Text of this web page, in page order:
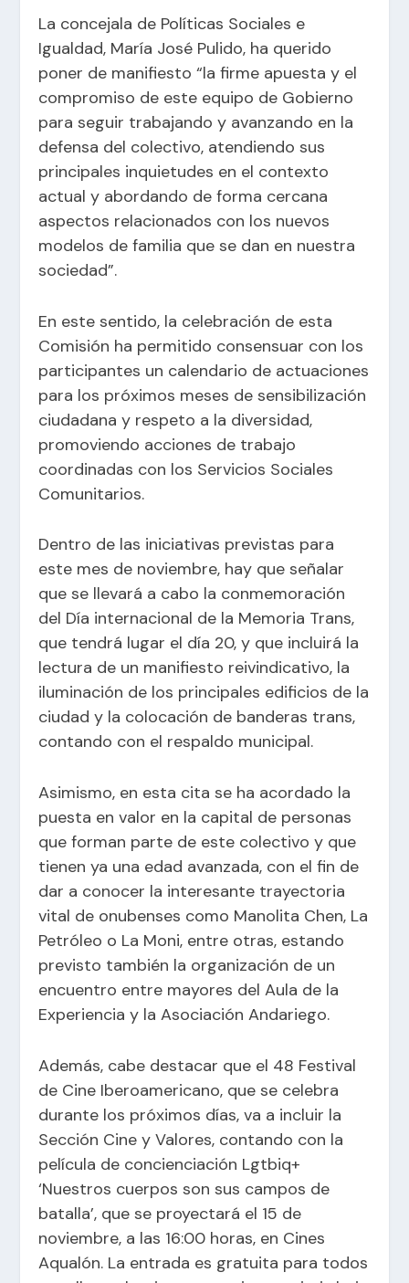
La concejala de Políticas Sociales e
Igualdad, María José Pulido, ha querido
poner de manifiesto “la firme apuesta y el
compromiso de este equipo de Gobierno
para seguir trabajando y avanzando en la
defensa del colectivo, atendiendo sus
principales inquietudes en el contexto
actual y abordando de forma cercana
aspectos relacionados con los nuevos
modelos de familia que se dan en nuestra
sociedad”.
En este sentido, la celebración de esta
Comisión ha permitido consensuar con los
participantes un calendario de actuaciones
para los próximos meses de sensibilización
ciudadana y respeto a la diversidad,
promoviendo acciones de trabajo
coordinadas con los Servicios Sociales
Comunitarios.
Dentro de las iniciativas previstas para
este mes de noviembre, hay que señalar
que se llevará a cabo la conmemoración
del Día internacional de la Memoria Trans,
que tendrá lugar el día 20, y que incluirá la
lectura de un manifiesto reivindicativo, la
iluminación de los principales edificios de la
ciudad y la colocación de banderas trans,
contando con el respaldo municipal.
Asimismo, en esta cita se ha acordado la
puesta en valor en la capital de personas
que forman parte de este colectivo y que
tienen ya una edad avanzada, con el fin de
dar a conocer la interesante trayectoria
vital de onubenses como Manolita Chen, La
Petróleo o La Moni, entre otras, estando
previsto también la organización de un
encuentro entre mayores del Aula de la
Experiencia y la Asociación Andariego.
Además, cabe destacar que el 48 Festival
de Cine Iberoamericano, que se celebra
durante los próximos días, va a incluir la
Sección Cine y Valores, contando con la
película de concienciación Lgtbiq+
‘Nuestros cuerpos son sus campos de
batalla’, que se proyectará el 15 de
noviembre, a las 16:00 horas, en Cines
Aqualón. La entrada es gratuita para todos